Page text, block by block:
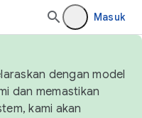
Masuk
dengan model
dan memastikan
kami akan